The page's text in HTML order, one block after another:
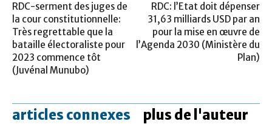
RDC-serment des juges de
la cour constitutionnelle:
Très regrettable que la
bataille électoraliste pour
2023 commence tôt
(Juvénal Munubo)
RDC: l’Etat doit dépenser
31,63 milliards USD par an
pour la mise en œuvre de
l’Agenda 2030 (Ministère du
Plan)
articles connexes plus de l'auteur